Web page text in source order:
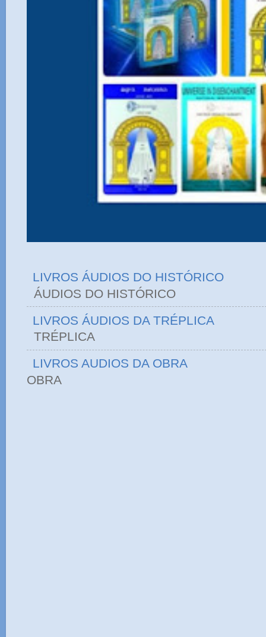
LIVROS ÁUDIOS DO HISTÓRICO
ÁUDIOS DO
LIVROS ÁUDIOS DA TRÉPLICA
TRÉPLICA
LIVROS AUDIOS DA OBRA
OBRA